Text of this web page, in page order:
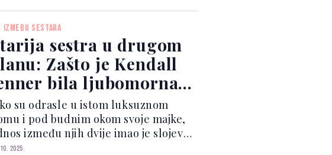
party in Mustique Island 🥹.
IZMEĐU SESTARA
sestra u drugom
Zašto je Kendall
bila ljubomorna
Kylie Jenner?
su odrasle u istom luksuznom
i pod budnim okom svoje majke,
između njih dvije imao je slojeve
dosad nismo u potpunosti
2025.